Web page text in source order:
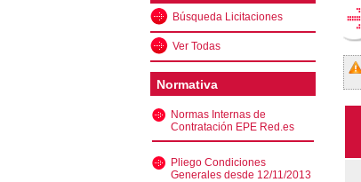
Búsqueda Licitaciones
Ver Todas
Normativa
Normas Internas de
Contratación EPE Red.es
Pliego Condiciones
Generales desde 12/11/2013